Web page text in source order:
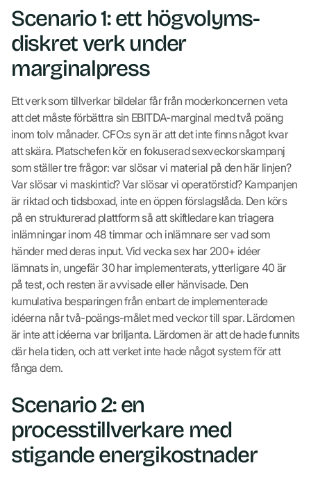
Scenario 1: ett högvolyms-
diskret verk under
marginalpress
Ett verk som tillverkar bildelar får från moderkoncernen veta
att det måste förbättra sin EBITDA-marginal med två poäng
inom tolv månader. CFO:s syn är att det inte finns något kvar
att skära. Platschefen kör en fokuserad sexveckorskampanj
som ställer tre frågor: var slösar vi material på den här linjen?
Var slösar vi maskintid? Var slösar vi operatörstid? Kampanjen
är riktad och tidsboxad, inte en öppen förslagslåda. Den körs
på en strukturerad plattform så att skiftledare kan triagera
inlämningar inom 48 timmar och inlämnare ser vad som
händer med deras input. Vid vecka sex har 200+ idéer
lämnats in, ungefär 30 har implementerats, ytterligare 40 är
på test, och resten är avvisade eller hänvisade. Den
kumulativa besparingen från enbart de implementerade
idéerna når två-poängs-målet med veckor till spar. Lärdomen
är inte att idéerna var briljanta. Lärdomen är att de hade funnits
där hela tiden, och att verket inte hade något system för att
fånga dem.
Scenario 2: en
processtillverkare med
stigande energikostnader